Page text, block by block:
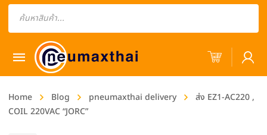
Products
search
Home Blog pneumaxthai delivery
ส่ง EZ1-AC220 ,
COIL 220VAC “JORC”